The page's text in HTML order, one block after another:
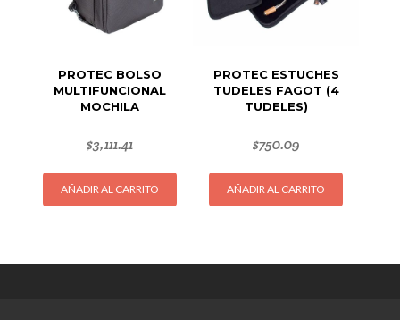
PROTEC BOLSO
MULTIFUNCIONAL
MOCHILA
$3,111.41
AÑADIR AL CARRITO
PROTEC ESTUCHES
TUDELES FAGOT (4
TUDELES)
$750.09
AÑADIR AL CARRITO